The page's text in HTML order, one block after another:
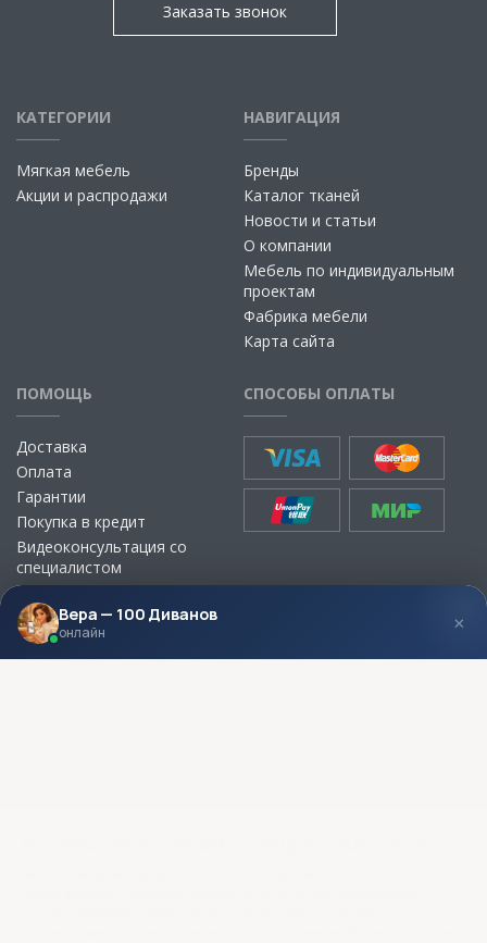
Заказать звонок
КАТЕГОРИИ
Мягкая мебель
Акции и распродажи
НАВИГАЦИЯ
Бренды
Каталог тканей
Новости и статьи
О компании
Мебель по индивидуальным
проектам
Фабрика мебели
Карта сайта
ПОМОЩЬ
Доставка
Оплата
Гарантии
Покупка в кредит
Видеоконсультация со
специалистом
Выбор ткани для мебели без
визита в магазин
СПОСОБЫ ОПЛАТЫ
МЫ В СОЦСЕТЯХ КОНТАКТЫ
Вера — 100 Диванов
онлайн ×